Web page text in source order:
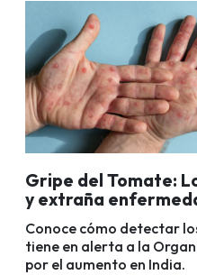
Gripe del Tomate:
y extraña
Conoce cómo detectar
tiene en alerta a la
por el aumento en India.